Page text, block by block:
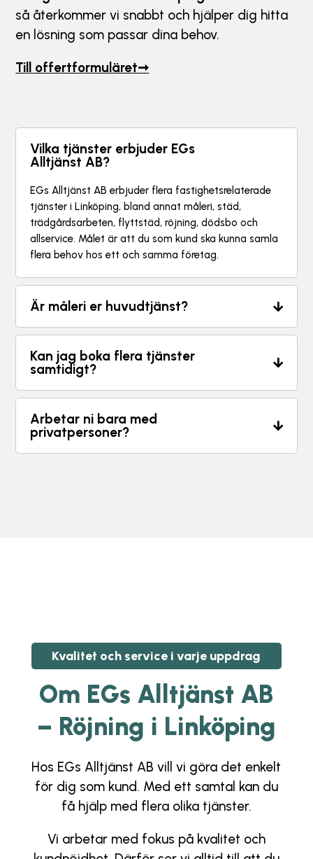
så återkommer vi snabbt och hjälper dig hitta
en lösning som passar dina behov.
Till offertformuläret➞
Vilka tjänster erbjuder EGs
Alltjänst AB?
EGs Alltjänst AB erbjuder flera fastighetsrelaterade
tjänster i Linköping, bland annat måleri, städ,
trädgårdsarbeten, flyttstäd, röjning, dödsbo och
allservice. Målet är att du som kund ska kunna samla
flera behov hos ett och samma företag.
Är måleri er huvudtjänst?
Kan jag boka flera tjänster
samtidigt?
Arbetar ni bara med
privatpersoner?
Kvalitet och service i varje uppdrag
Om EGs Alltjänst AB
– Röjning i Linköping
Hos EGs Alltjänst AB vill vi göra det enkelt
för dig som kund. Med ett samtal kan du
få hjälp med flera olika tjänster.
Vi arbetar med fokus på kvalitet och